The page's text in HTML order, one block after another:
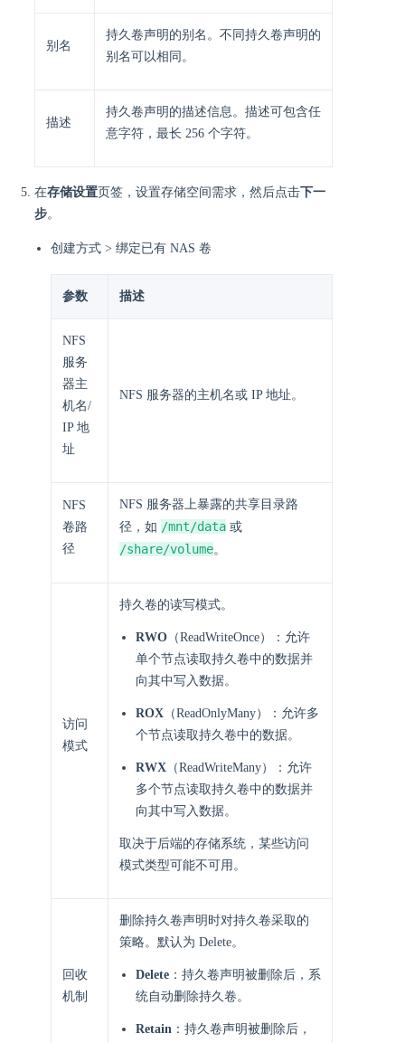
别名
持久卷声明的别名。不同持久卷声明的
别名可以相同。
描述
持久卷声明的描述信息。描述可包含任
意字符，最长 256 个字符。
在存储设置页签，设置存储空间需求，然后点击下一
步。
创建方式 > 绑定已有 NAS 卷
参数 描述
NFS
服务
器主
机名/
IP 地
址
NFS 服务器的主机名或 IP 地址。
NFS
卷路
径
NFS 服务器上暴露的共享目录路
径，如 /mnt/data 或
/share/volume。
访问
模式
持久卷的读写模式。
RWO （ReadWriteOnce）：允许
单个节点读取持久卷中的数据并
向其中写入数据。
ROX （ReadOnlyMany）：允许多
个节点读取持久卷中的数据。
RWX （ReadWriteMany）：允许
多个节点读取持久卷中的数据并
向其中写入数据。
取决于后端的存储系统，某些访问
模式类型可能不可用。
回收
机制
删除持久卷声明时对持久卷采取的
策略。默认为 Delete。
Delete ：持久卷声明被删除后，系
统自动删除持久卷。
Retain ：持久卷声明被删除后，